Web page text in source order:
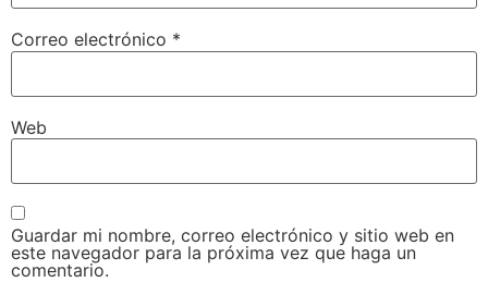
Correo electrónico *
Web
Guardar mi nombre, correo electrónico y sitio web en
este navegador para la próxima vez que haga un
comentario.